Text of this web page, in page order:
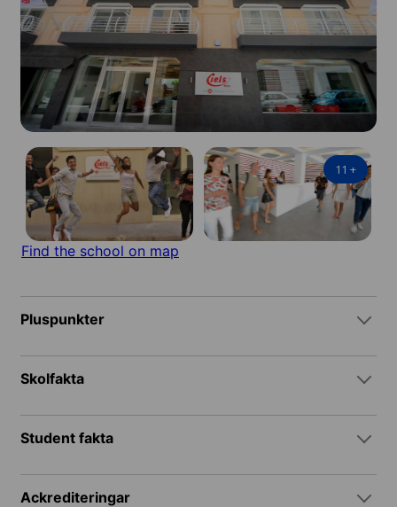
11 +
Find the school on map
Pluspunkter
Skolfakta
Student fakta
Ackrediteringar